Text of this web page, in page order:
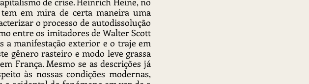
em mira de certa maneira uma
o processo de autodissolução
entre os imitadores de Walter Scott
a manifestação exterior e o traje em
gênero rasteiro e modo leve grassa
França. Mesmo se as descrições já
às nossas condições modernas,